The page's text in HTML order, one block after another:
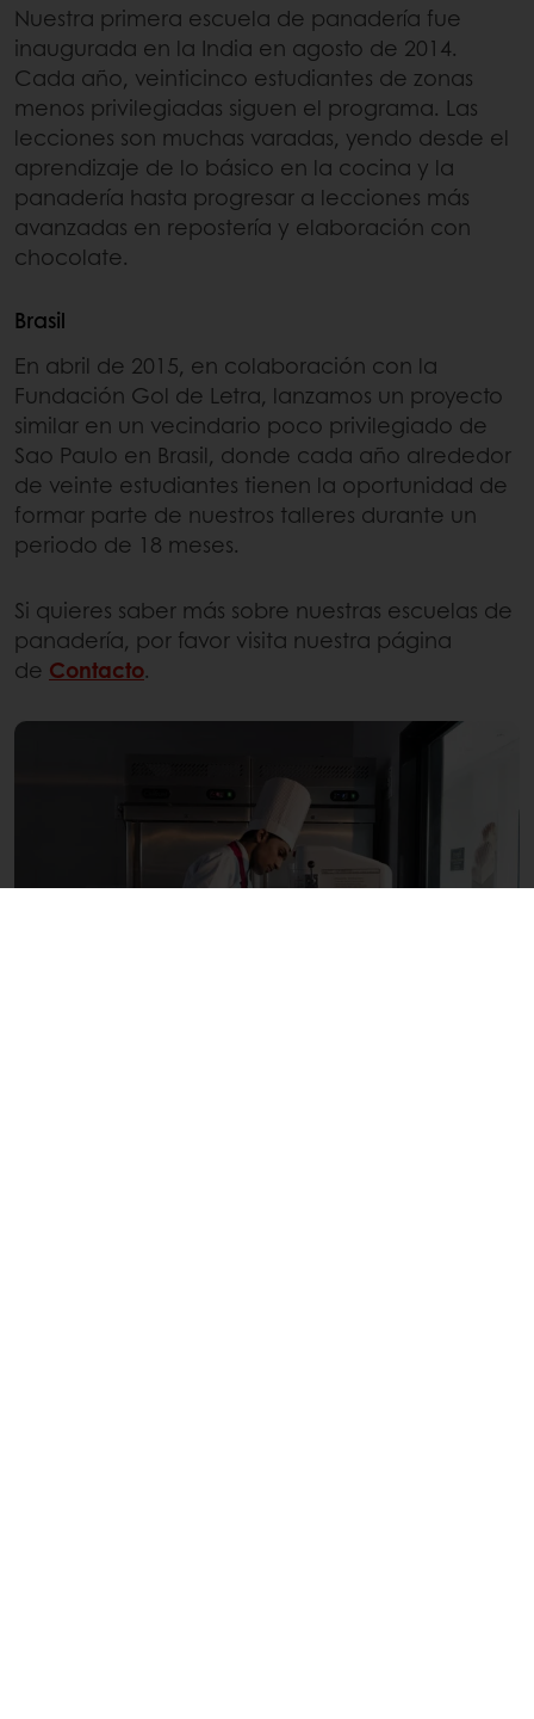
Nuestra primera escuela de panadería fue
inaugurada en la India en agosto de 2014.
Cada año, veinticinco estudiantes de zonas
menos privilegiadas siguen el programa. Las
lecciones son muchas varadas, yendo desde el
aprendizaje de lo básico en la cocina y la
panadería hasta progresar a lecciones más
avanzadas en repostería y elaboración con
chocolate.
Brasil
En abril de 2015, en colaboración con la
Fundación Gol de Letra, lanzamos un proyecto
similar en un vecindario poco privilegiado de
Sao Paulo en Brasil, donde cada año alrededor
de veinte estudiantes tienen la oportunidad de
formar parte de nuestros talleres durante un
periodo de 18 meses.
Si quieres saber más sobre nuestras escuelas de
panadería, por favor visita nuestra página
de Contacto.